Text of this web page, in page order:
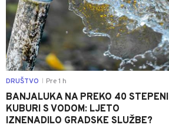
DRUŠTVO Pre 1 h
BANJALUKA NA PREKO 40 STEPENI
KUBURI S VODOM: LJETO
IZNENADILO GRADSKE SLUŽBE?